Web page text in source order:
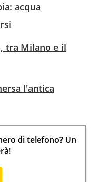
acqua
tra Milano e il
l'antica
di telefono? Un